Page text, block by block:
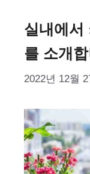
실내에서
를 소개
2022년 12월